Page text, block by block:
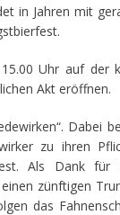
in Jahren mit
Uhr auf der
Akt eröffnen.
Dabei
zu ihren
Als Dank
zünftigen
das